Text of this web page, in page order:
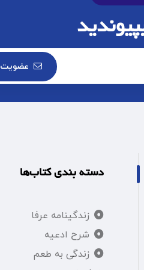
عضویت
دسته بندی کتاب‌ها
زندگینامه عرفا
شرح ادعیه
زندگی به طعم